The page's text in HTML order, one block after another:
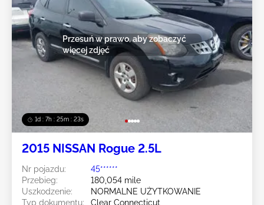
1d : 7h : 25m : 20s
Przesuń w prawo, aby zobaczyć
więcej zdjęć
2015 NISSAN Rogue 2.5L
Nr pojazdu:
45******
Przebieg:
180,054 mile
Uszkodzenie:
NORMALNE UŻYTKOWANIE
Typ dokumentu:
Clear Connecticut